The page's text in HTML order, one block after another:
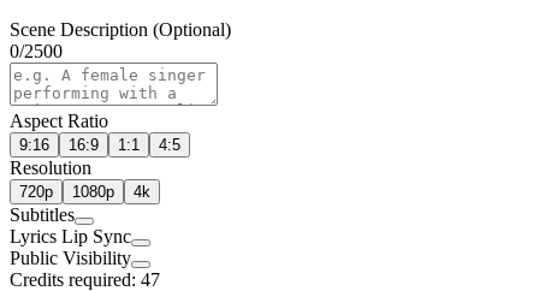
Scene Description (Optional)
0/2500
Aspect Ratio
9:16 16:9 1:1 4:5
Resolution
720p 1080p 4k
Subtitles
Lyrics Lip Sync
Public Visibility
Credits required: 47